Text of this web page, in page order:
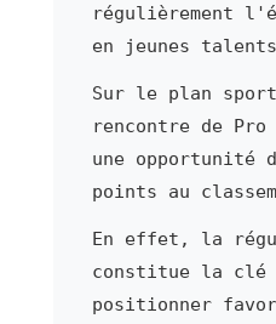
régulièrement
en jeunes
Sur le plan
rencontre de Pro
une opportunité
points au
En effet, la
constitue la clé
positionner